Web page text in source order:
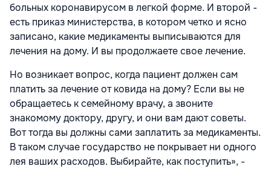
больных коронавирусом в легкой форме. И второй -
есть приказ министерства, в котором четко и ясно
записано, какие медикаменты выписываются для
лечения на дому. И вы продолжаете свое лечение.
Но возникает вопрос, когда пациент должен сам
платить за лечение от ковида на дому? Если вы не
обращаетесь к семейному врачу, а звоните
знакомому доктору, другу, и они вам дают советы.
Вот тогда вы должны сами заплатить за медикаменты.
В таком случае государство не покрывает ни одного
лея ваших расходов. Выбирайте, как поступить», -